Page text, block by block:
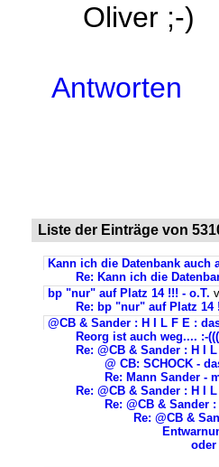
Oliver ;-)
Antworten
Liste der Einträge von
Kann ich die Datenbank auch
Re: Kann ich die
bp "nur" auf Platz 14 !!! - o.T.
Re: bp "nur" auf Platz 14
@CB & Sander : H I L F E :
Reorg ist auch weg.... :-
Re: @CB & Sander : H I
@ CB: SCHOCK -
Re: Mann Sander -
Re: @CB & Sander : H I
Re: @CB & Sander
Re: @CB &
oder